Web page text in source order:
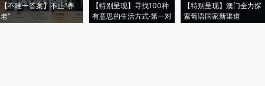
【不唯一答案】不止“养
老”
【特别呈现】寻找100种
有意思的生活方式·第一对
【特别呈现】澳门全力探
索葡语国家新渠道